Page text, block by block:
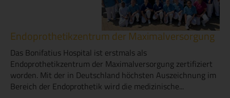
Endoprothetikzentrum der Maximalversorgung
Das Bonifatius Hospital ist erstmals als
Endoprothetikzentrum der Maximalversorgung zertifiziert
worden. Mit der in Deutschland höchsten Auszeichnung im
Bereich der Endoprothetik wird die medizinische...